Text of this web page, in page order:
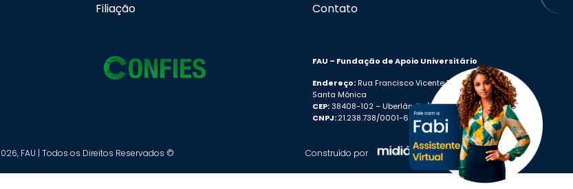
Filiação Contato
FAU – Fundação de Apoio Universitário
Endereço: Rua Francisco Vicente Ferreira, 126
Santa Mônica
CEP:38408-102 – Uberlândia/MG
CNPJ:21.238.738/0001-61
FAU | Todos os Direitos Reservados © Construído por